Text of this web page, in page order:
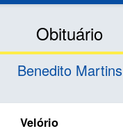
Obituário
Benedito Martins
Velório